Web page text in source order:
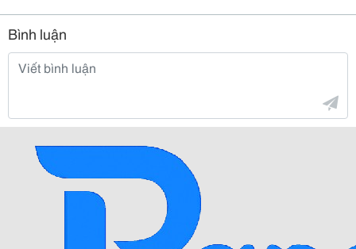
Bình luận